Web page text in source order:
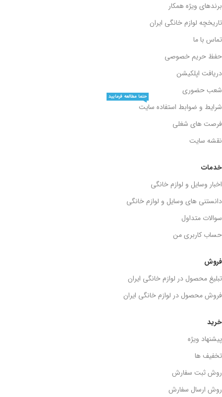
خرید
پیشنهاد ویژه
تخفیف ها
روش ثبت سفارش
روش ارسال سفارش
فروش
تبلیغ محصول در لوازم خانگی ایران
فروش محصول در لوازم خانگی ایران
خدمات
اخبار وسایل و لوازم خانگی
دانستنی های وسایل و لوازم خانگی
سوالات متداول
حساب کاربری من
برندهای ویژه همکار
تاریخچه لوازم خانگی ایران
تماس با ما
حفظ حریم خصوصی
دریافت اپلکیشن
شعب حضوری
شرایط و ضوابط استفاده سایت
حتما مطالعه فرمایید
فرصت های شغلی
نقشه سایت